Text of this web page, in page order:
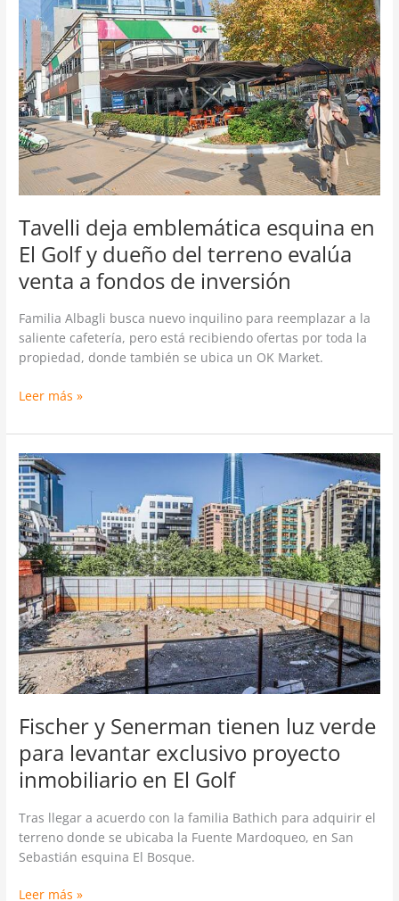
Tavelli deja emblemática esquina en
El Golf y dueño del terreno evalúa
venta a fondos de inversión
Familia Albagli busca nuevo inquilino para reemplazar a la
saliente cafetería, pero está recibiendo ofertas por toda la
propiedad, donde también se ubica un OK Market.
esquina
en
El
Golf
y
dueño
del
terreno
evalúa
venta
a
fondos
de
inversión
Leer más »
Fischer y Senerman tienen luz verde
para levantar exclusivo proyecto
inmobiliario en El Golf
Tras llegar a acuerdo con la familia Bathich para adquirir el
terreno donde se ubicaba la Fuente Mardoqueo, en San
Sebastián esquina El Bosque.
Fischer
y
Senerman
tienen
luz
verde
para
levantar
exclusivo
proyecto
inmobiliario
en
El
Golf
Leer más »